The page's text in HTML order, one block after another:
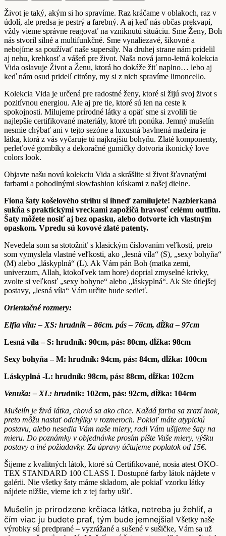
Život je taký, akým si ho spravíme. Raz kráčame v oblakoch, raz v
údolí, ale predsa je pestrý a farebný. A aj keď nás občas prekvapí,
vždy vieme správne reagovať na vzniknutú situáciu. Sme Ženy, Boh
nás stvoril silné a multifunkčné. Sme vynaliezavé, šikovné a
nebojíme sa používať naše supersily. Na druhej strane nám pridelil
aj nehu, krehkosť a vášeň pre život. Naša nová jarno-letná kolekcia
Vida oslavuje Život a Ženu, ktorá ho dokáže žiť naplno… lebo aj
keď nám osud pridelí citróny, my si z nich spravíme limoncello.
Kolekcia Vida je určená pre radostné ženy, ktoré si žijú svoj život s
pozitívnou energiou. Ale aj pre tie, ktoré sú len na ceste k
spokojnosti. Milujeme prírodné látky a opäť sme si zvolili tie
najlepšie certifikované materiály, ktoré trh ponúka. Jemný mušelín
nesmie chýbať ani v tejto sezóne a luxusná bavlnená madeira je
látka, ktorá z vás vyčaruje tú najkrajšiu bohyňu. Zlaté komponenty,
perleťové gombíky a dekoračné gumičky dotvoria ikonický love
colors look.
Objavte našu novú kolekciu Vida a skrášlite si život šťavnatými
farbami a pohodlnými slowfashion kúskami z našej dielne.
Fiona šaty košelového strihu si ihneď zamilujete! Nazbierkaná
sukňa s praktickými vreckami zapožičá hravosť celému outfitu.
Šaty môžete nosiť aj bez opasku, alebo dotvorte ich vlastným
opaskom. Vpredu sú kovové zlaté patenty.
Nevedela som sa stotožniť s klasickým číslovaním veľkostí, preto
som vymyslela vlastné veľkosti, ako „lesná víla“ (S), „sexy bohyňa“
(M) alebo „láskyplná“ (L). Ak Vám pán Boh (matka zemi,
univerzum, Allah, ktokoľvek tam hore) doprial zmyselné krivky,
zvolte si veľkosť „sexy bohyne“ alebo „láskyplná“. Ak Ste útlejšej
postavy, „lesná víla“ Vám určite bude sedieť.
Orientačné rozmery:
Elfia víla: – XS: hrudník – 86cm. pás – 76cm, dĺžka – 97cm
Lesná víla – S: hrudník: 90cm, pás: 80cm, dĺžka: 98cm
Sexy bohyňa – M: hrudník: 94cm, pás: 84cm, dĺžka: 100cm
Láskyplná -L: hrudník: 98cm, pás: 88cm, dĺžka: 102cm
Venuša: – XL: hrudník: 102cm, pás: 92cm, dĺžka: 104cm
Mušelín je živá látka, chová sa ako chce. Každá farba sa zrazí inak,
preto môžu nastať odchýlky v rozmeroch. Pokiaľ máte atypickú
postavu, alebo nesedia Vám naše miery, radi Vám ušijeme šaty na
mieru. Do poznámky v objednávke prosím píšte Vaše miery, výšku
postavy a iné požiadavky. Za úpravy účtujeme poplatok od 15€.
Šijeme z kvalitných látok, ktoré sú Certifikované, nosia atest OKO-
TEX STANDARD 100 CLASS I. Dostupné farby látok nájdete v
galérii. Nie všetky šaty máme skladom, ale pokiaľ vzorku látky
nájdete nižšie, vieme ich z tej farby ušiť.
Mušelín je prirodzene krčiaca látka, netreba ju žehliť, a
čím viac ju budete prať, tým bude jemnejšia! Všetky naše
výrobky sú predprané – vyzrážané a sušené v sušičke, Vám sa už